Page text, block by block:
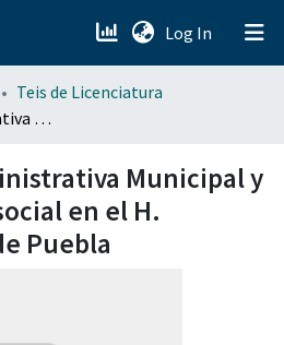
Log In (current)
Teis de Licenciatura
La Gestión Administrativa Municipal y su integración social en el H. Ayuntamiento de Puebla
Municipal y
en el H.
Puebla